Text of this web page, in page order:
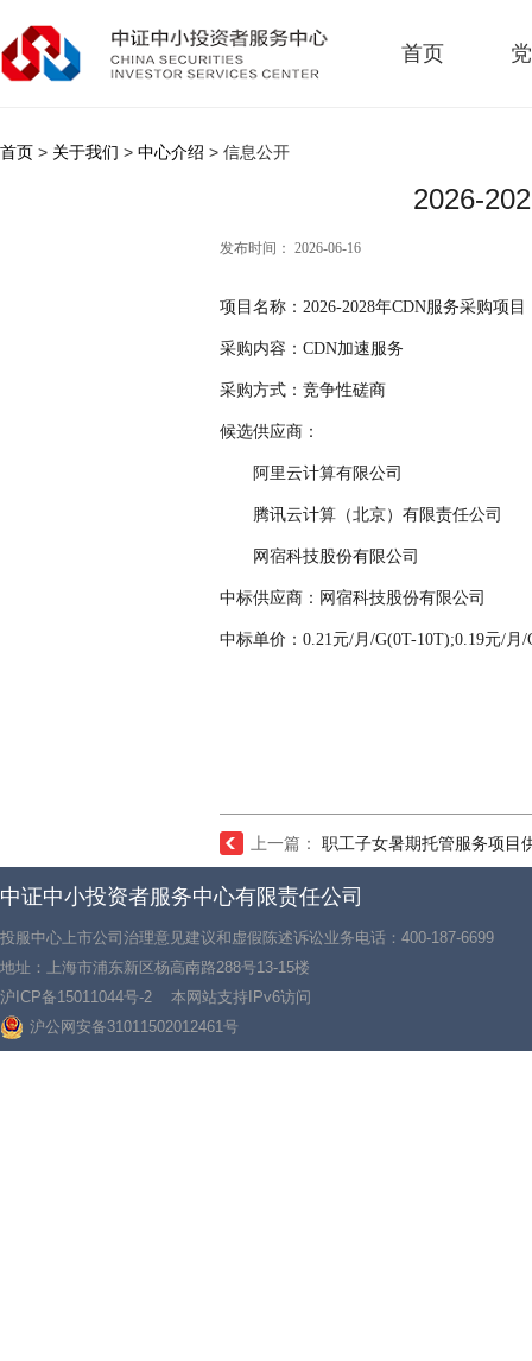
首页
首页 > 关于我们 > 中心介绍 > 信息公开
2026-
发布时间： 2026-06-16
项目名称： 2026-2028年CDN服务采购项目
采购内容： CDN加速服务
采购方式：竞争性磋商
候选供应商：
阿里云计算有限公司
腾讯云计算（北京）有限责任公司
网宿科技股份有限公司
中标供应商： 网宿科技股份有限公司
中标单价： 0.21元/月/G(0T-10T);0.19元/月/
上一篇： 职工子女暑期托管服务项目
中证中小投资者服务中心有限责任公司
投服中心上市公司治理意见建议和虚假陈述诉讼业务电话：400-187-6699
地址：上海市浦东新区杨高南路288号13-15楼
沪ICP备15011044号-2 本网站支持IPv6访问
沪公网安备31011502012461号